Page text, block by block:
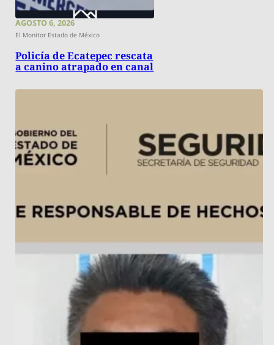
AGOSTO 6, 2026
El Monitor Estado de México
Policía de Ecatepec rescata
a canino atrapado en canal